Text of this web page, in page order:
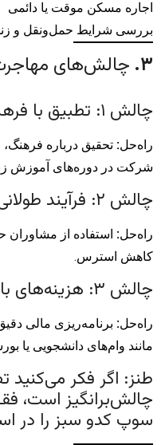
اجاره مسکن موقت یا دائمی
بررسی شرایط حمل‌ونقل و
۳. چالش‌های
چالش ۱: تطبیق با فرهنگ جدید
راه‌حل: تحقیق درباره
شرکت در دوره‌های آموزش
چالش ۲: فرآیند طولانی مهاجرت
راه‌حل: استفاده از
کاهش استرس.
چالش ۳: هزینه‌های بالا
راه‌حل: برنامه‌ریزی مالی
مانند وام‌های دانشجویی یا
طنز: اگر فکر می‌کنید
چالش‌برانگیز است،
سوپ کدو سبز را در